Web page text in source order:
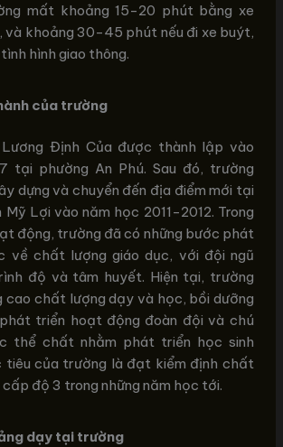
mất khoảng 15-20 phút bằng xe
và khoảng 30-45 phút nếu đi xe buýt,
hình giao thông.
của trường
Lương Định Của được thành lập vào
tại phường An Phú. Sau đó, trường
dựng và chuyển đến địa điểm mới tại
Mỹ Lợi vào năm học 2011-2012. Trong
động, trường đã có những bước phát
về chất lượng giáo dục, với đội ngũ
độ và tâm huyết. Hiện tại, trường
cao chất lượng dạy và học, bồi dưỡng
triển hoạt động đoàn đội và chú
thể chất nhằm phát triển học sinh
tiêu của trường là đạt kiểm định chất
độ 3 trong những năm học tới.
dạy tại trường